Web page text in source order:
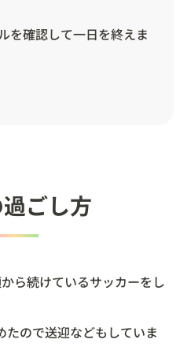
を確認して一日を終えま
ごし方
ら続けているサッカーをし
ので送迎などもしていま